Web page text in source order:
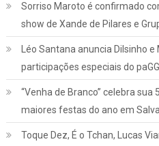
Sorriso Maroto é confirmado
show de Xande de Pilares e
Léo Santana anuncia Dilsinho
participações especiais do
“Venha de Branco” celebra
maiores festas do ano em
Toque Dez, É o Tchan, Lucas